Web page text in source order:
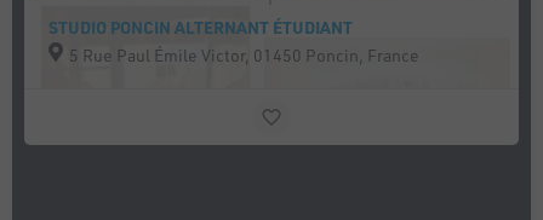
STUDIO PONCIN ALTERNANT ÉTUDIANT
5 Rue Paul Émile Victor, 01450 Poncin, France